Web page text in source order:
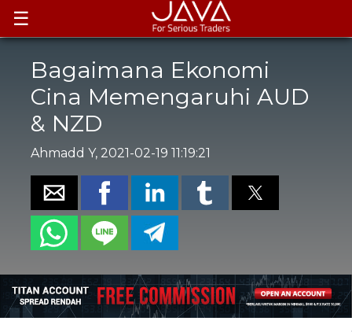
☰
Bagaimana Ekonomi
Cina Memengaruhi AUD
& NZD
Ahmadd Y, 2021-02-19 11:19:21